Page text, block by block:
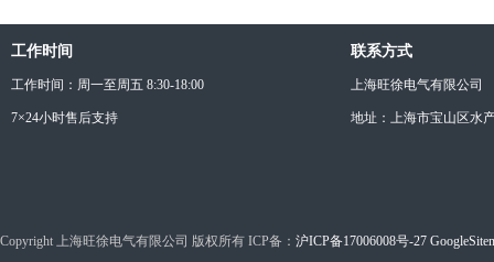
工作时间
工作时间：周一至周五 8:30-18:00
7×24小时售后支持
联系方式
上海旺徐电气有限公司
地址：上海市宝山区水
Copyright 上海旺徐电气有限公司 版权所有 ICP备： 沪ICP备17006008号-27